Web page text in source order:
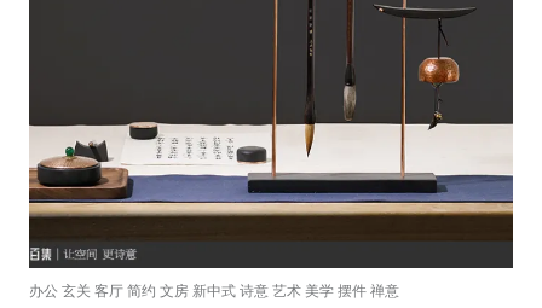
办公 玄关 客厅 简约 文房 新中式 诗意 艺术 美学 摆件 禅意